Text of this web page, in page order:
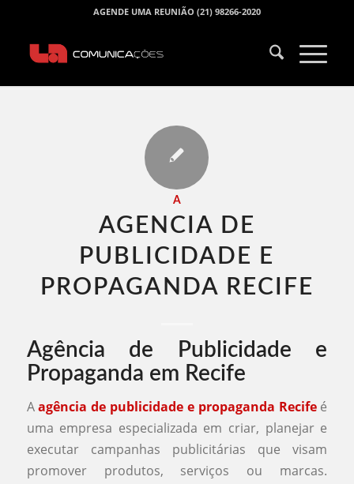
AGENDE UMA REUNIÃO (21) 98266-2020
A
AGENCIA DE
PUBLICIDADE E
PROPAGANDA RECIFE​
Agência de Publicidade e
Propaganda em Recife
Aagência de publicidade e propaganda Recifeé
uma empresa especializada em criar, planejar e
executar campanhas publicitárias que visam
promover produtos, serviços ou marcas.